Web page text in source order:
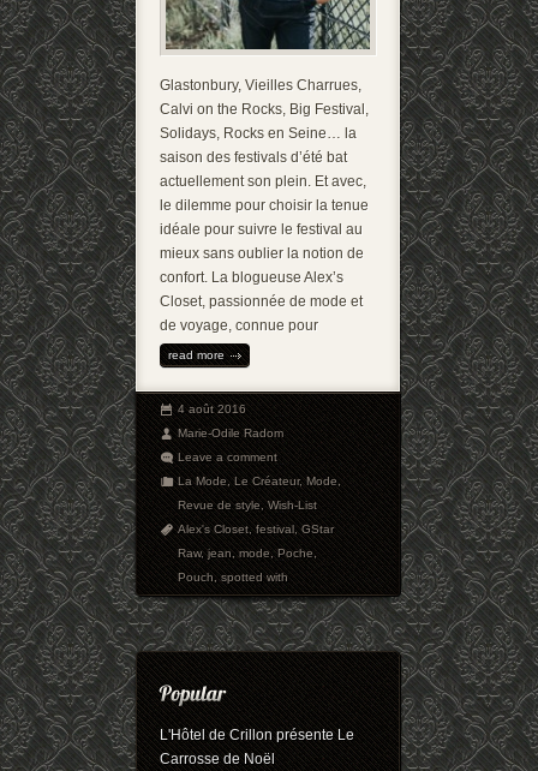
Glastonbury, Vieilles Charrues,
Calvi on the Rocks, Big Festival,
Solidays, Rocks en Seine… la
saison des festivals d’été bat
actuellement son plein. Et avec,
le dilemme pour choisir la tenue
idéale pour suivre le festival au
mieux sans oublier la notion de
confort. La blogueuse Alex’s
Closet, passionnée de mode et
de voyage, connue pour
read more
4 août 2016
Marie-Odile Radom
Leave a comment
La Mode,Le Créateur,Mode,
Revue de style,Wish-List
Alex's Closet,festival,GStar
Raw,jean,mode,Poche,
Pouch,spotted with
L'Hôtel de Crillon présente Le
Carrosse de Noël